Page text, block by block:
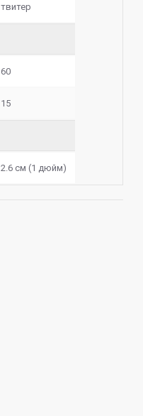
твитер
60
15
2.6 см (1 дюйм)